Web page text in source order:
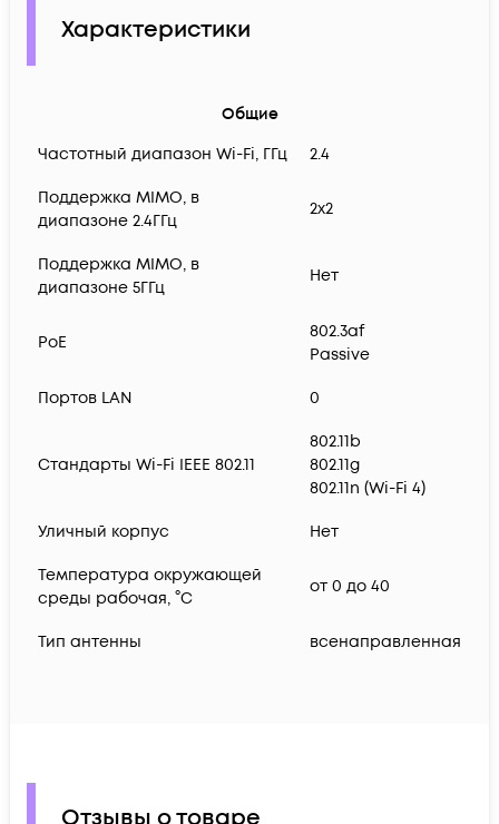
Характеристики
Общие
Частотный диапазон Wi-Fi, ГГц
2.4
Поддержка MIMO, в
диапазоне 2.4ГГц
2x2
Поддержка MIMO, в
диапазоне 5ГГц
Нет
PoE
802.3af
Passive
Портов LAN 0
Стандарты Wi-Fi IEEE 802.11
802.11b
802.11g
802.11n (Wi-Fi 4)
Уличный корпус Нет
Температура окружающей
среды рабочая, °C
от 0 до 40
Тип антенны всенаправленная